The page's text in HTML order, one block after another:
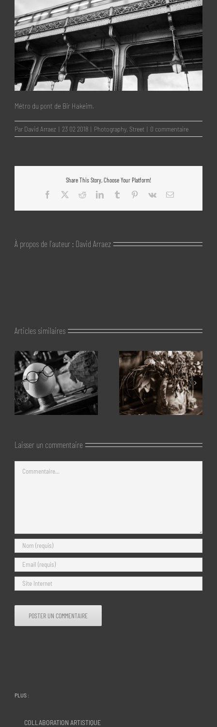
Métro du pont de Bir Hakeim.
Par David Arraez 23 02 2018 Photography, Street 0 commentaire
Share This Story, Choose Your Platform!
Facebook
RedditLinkedInTumblr Pinterest
Vk Email
À propos de l'auteur : David Arraez
Articles similaires
Laisser un commentaire
PLUS :
COLLABORATION ARTISTIQUE